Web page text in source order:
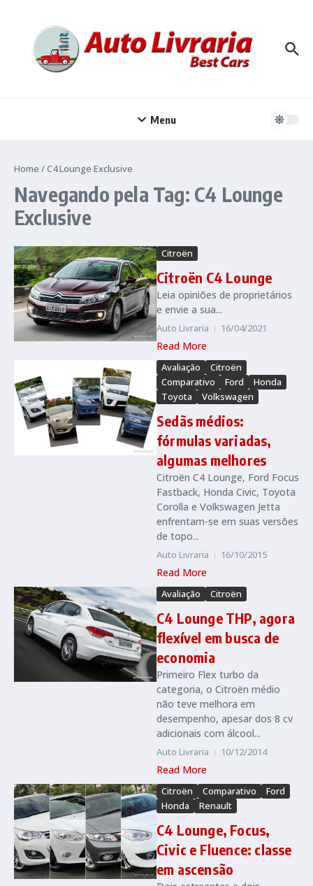
Menu
Home /C4 Lounge Exclusive
Navegando pela Tag: C4 Lounge
Exclusive
Citroën
Citroën C4 Lounge
Leia opiniões de proprietários
e envie a sua...
Auto Livraria 16/04/2021
Read More
Avaliação
Citroën
Comparativo
Ford
Honda
Toyota
Volkswagen
Sedãs médios:
fórmulas variadas,
algumas melhores
Citroën C4 Lounge, Ford Focus
Fastback, Honda Civic, Toyota
Corolla e Volkswagen Jetta
enfrentam-se em suas versões
de topo...
Auto Livraria 16/10/2015
Read More
Avaliação Citroën
C4 Lounge THP, agora
flexível em busca de
economia
Primeiro Flex turbo da
categoria, o Citroën médio
não teve melhora em
desempenho, apesar dos 8 cv
adicionais com álcool...
Auto Livraria 10/12/2014
Read More
Citroën Comparativo
Ford
Honda
Renault
C4 Lounge, Focus,
Civic e Fluence: classe
em ascensão